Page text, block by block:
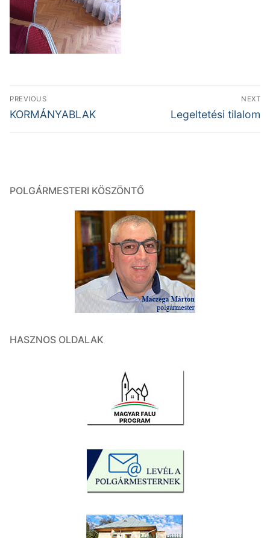
Bejegyzés
navigáció
PREVIOUS
Previous
KORMÁNYABLAK
NEXT
Next
Legeltetési tilalom
POLGÁRMESTERI KÖSZÖNTŐ
HASZNOS OLDALAK